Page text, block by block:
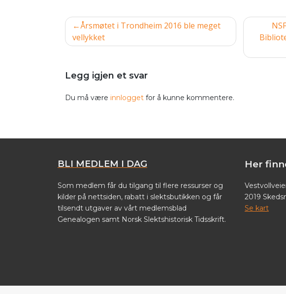
Innleggsnavigasjon
Årsmøtet i Trondheim 2016 ble meget
vellykket
Legg igjen et svar
Du må være innlogget for å kunne kommentere.
BLI MEDLEM I DAG
Som medlem får du tilgang til flere ressurser og
kilder på nettsiden, rabatt i slektsbutikken og får
tilsendt utgaver av vårt medlemsblad
Genealogen samt Norsk Slektshistorisk Tidsskrift.
Her
2019
Se kart